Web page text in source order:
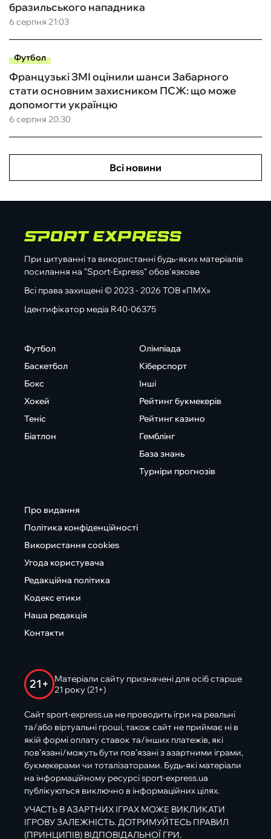
6 серпня 21:03
бразильського нападника
Футбол
6 серпня 20:30
Французькі ЗМІ оцінили шанси Забарного
стати основним захисником ПСЖ: що може
допомогти українцю
Всі новини
При цитуванні та використанні будь-яких матеріалів
посилання на "Sport-Express" обов'язкове
Всі права захищені © 2023 - 2026 ТОВ «ПМХ»
Ідентифікатор медіа R40-06375
Футбол
Баскетбол
Бокс
Хокей
Теніс
Біатлон
Олімпіада
Кіберспорт
Інші
Рейтинг букмекерів
Рейтинг казино
Гемблінг
База знань
Турніри прогнозів
Про видання
Політика конфіденційності
Використання cookies
Угода користувача
Редакційна політика
Кодекс етики
Наша редакція
Контакти
21+
Матеріали сайту призначені для осіб старше
21 року (21+)
Сайт sport-express.ua не проводить ігри на реальні
та/або віртуальні гроші, також сайт не приймає ні в
якій формі оплату ставок та/інших платежів, які
пов’язані/можуть бути пов’язані з азартними іграми,
букмекерами чи тоталізаторами. Будь-які матеріали
на інформаційному ресурсі sport-express.ua
публікуються виключно в інформаційних цілях.
УЧАСТЬ В АЗАРТНИХ ІГРАХ МОЖЕ ВИКЛИКАТИ
ІГРОВУ ЗАЛЕЖНІСТЬ. ДОТРИМУЙТЕСЬ ПРАВИЛ
(ПРИНЦИПІВ) ВІДПОВІДАЛЬНОЇ ГРИ.